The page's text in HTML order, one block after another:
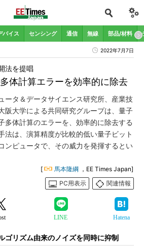
バイス センシング 通信 無線 部品/材料
2022年7月7日
体計算エラーを効率的に除去
法を提唱
ータ＆データサイエンス研究所、産業技
阪大学による共同研究グループは、量子
多体計算のエラーを、効率的に除去する
法は、演算精度が比較的低い量子ビット
ンピュータで、その威力を発揮するとい
[ 馬本隆綱 ，EE Times Japan]
PC用表示
関連情報
LINE Hatena
ゴリズム由来のノイズを同時に抑制